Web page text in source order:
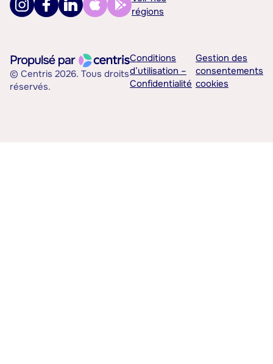
régions
© Centris 2026. Tous droits
réservés.
Conditions
d’utilisation –
Confidentialité
Gestion des
consentements
cookies